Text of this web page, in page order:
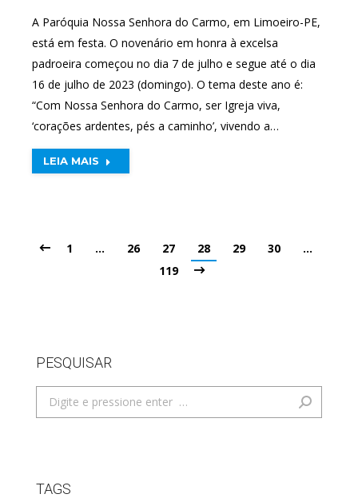
A Paróquia Nossa Senhora do Carmo, em Limoeiro-PE,
está em festa. O novenário em honra à excelsa
padroeira começou no dia 7 de julho e segue até o dia
16 de julho de 2023 (domingo). O tema deste ano é:
“Com Nossa Senhora do Carmo, ser Igreja viva,
‘corações ardentes, pés a caminho’, vivendo a…
LEIA MAIS
1 … 26 27 28 29 30
…
119
PESQUISAR
Search:
TAGS